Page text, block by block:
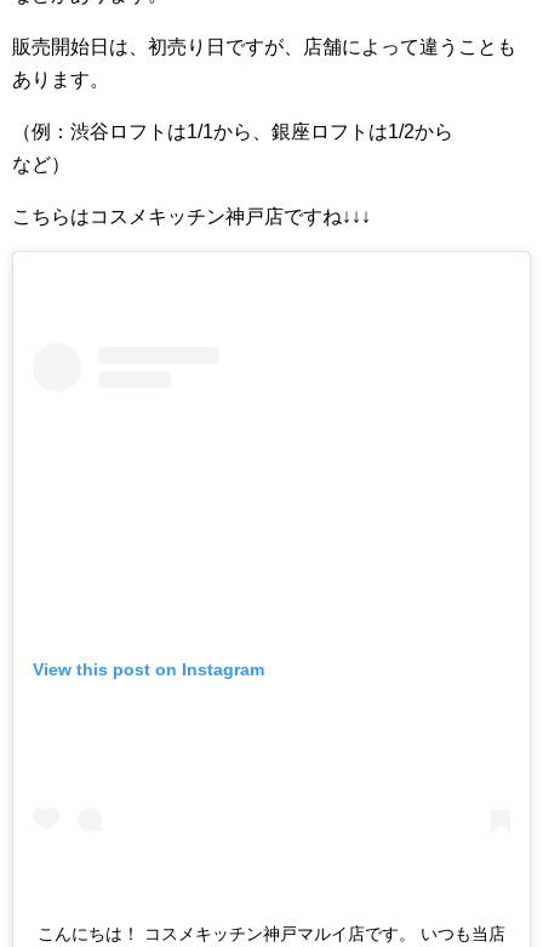
販売開始日は、初売り日ですが、店舗によって違うことも
あります。
（例：渋谷ロフトは1/1から、銀座ロフトは1/2から
など）
こちらはコスメキッチン神戸店ですね↓↓↓
View this post on Instagram
こんにちは！ コスメキッチン神戸マルイ店です。 いつも当店